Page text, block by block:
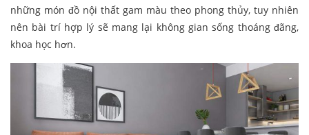
những món đồ nội thất gam màu theo phong thủy, tuy nhiên
nên bài trí hợp lý sẽ mang lại không gian sống thoáng đãng,
khoa học hơn.